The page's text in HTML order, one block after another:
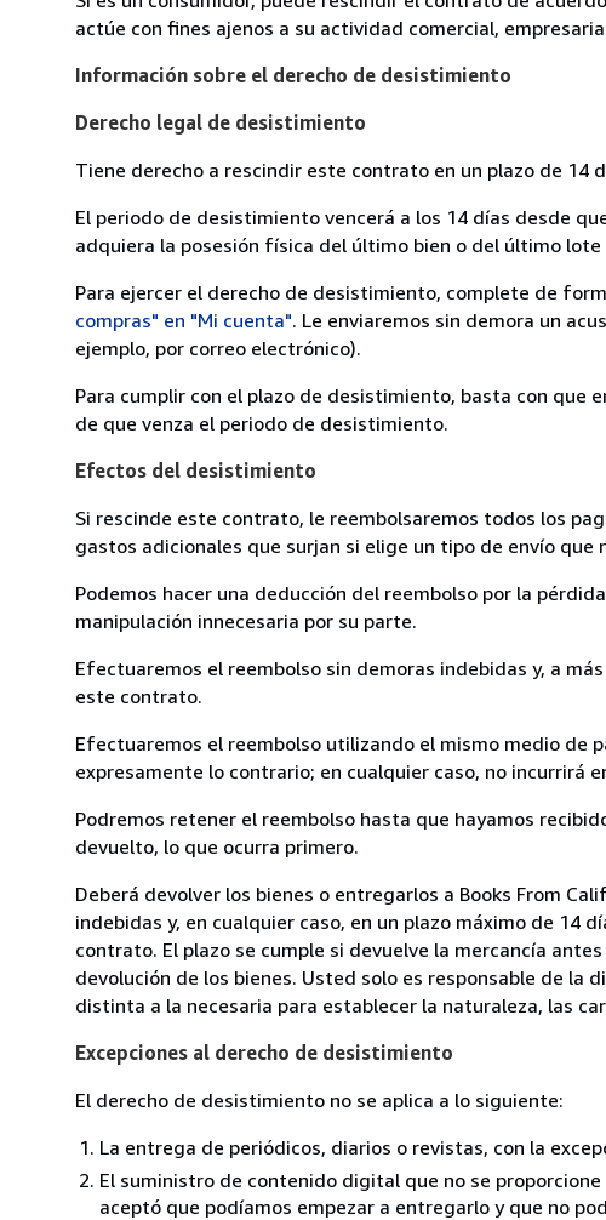
actúe con fines ajenos a su actividad comercial,
Información sobre el derecho de desistimiento
Derecho legal de desistimiento
Tiene derecho a rescindir este contrato en un plazo de 14
El periodo de desistimiento vencerá a los 14 días desde
adquiera la posesión física del último bien o del último lote
Para ejercer el derecho de desistimiento, complete de
compras" en "Mi cuenta". Le enviaremos sin demora un
ejemplo, por correo electrónico).
Para cumplir con el plazo de desistimiento, basta con que
de que venza el periodo de desistimiento.
Efectos del desistimiento
Si rescinde este contrato, le reembolsaremos todos los
gastos adicionales que surjan si elige un tipo de envío
Podemos hacer una deducción del reembolso por la
manipulación innecesaria por su parte.
Efectuaremos el reembolso sin demoras indebidas y, a
este contrato.
Efectuaremos el reembolso utilizando el mismo medio de
expresamente lo contrario; en cualquier caso, no incurrirá
Podremos retener el reembolso hasta que hayamos
devuelto, lo que ocurra primero.
Deberá devolver los bienes o entregarlos a Books From
indebidas y, en cualquier caso, en un plazo máximo de 14
contrato. El plazo se cumple si devuelve la mercancía
devolución de los bienes. Usted solo es responsable de la
distinta a la necesaria para establecer la naturaleza, las
Excepciones al derecho de desistimiento
El derecho de desistimiento no se aplica a lo siguiente:
La entrega de periódicos, diarios o revistas, con la
El suministro de contenido digital que no se
aceptó que podíamos empezar a entregarlo y que no